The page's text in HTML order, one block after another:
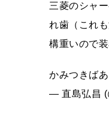
三菱のシャ
れ歯（これ
構重いので
かみつきば
— 直島弘昌